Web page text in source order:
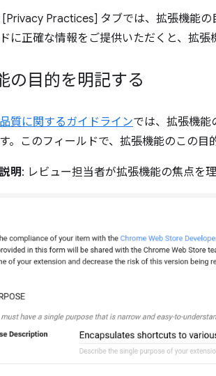
Practices] タブでは、拡張機能
に正確な情報をご提供いただくと、拡張
の目的を明記する
質に関するガイドラインでは、拡張機能
。このフィールドで、拡張機能のこの目
明: レビュー担当者が拡張機能の焦点を